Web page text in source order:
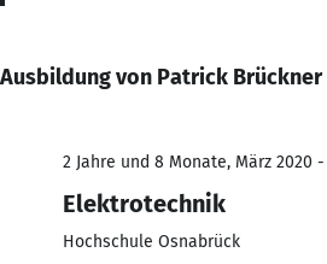
Ausbildung von Patrick Brückner
2 Jahre und 8 Monate, März 2020
Elektrotechnik
Hochschule Osnabrück